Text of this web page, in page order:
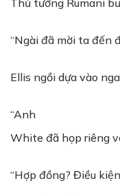
Thủ tướng Rumani
“Ngài đã mời ta đến
Ellis ngồi dựa vào
“Anh
White đã họp riêng
“Hợp đồng? Điều